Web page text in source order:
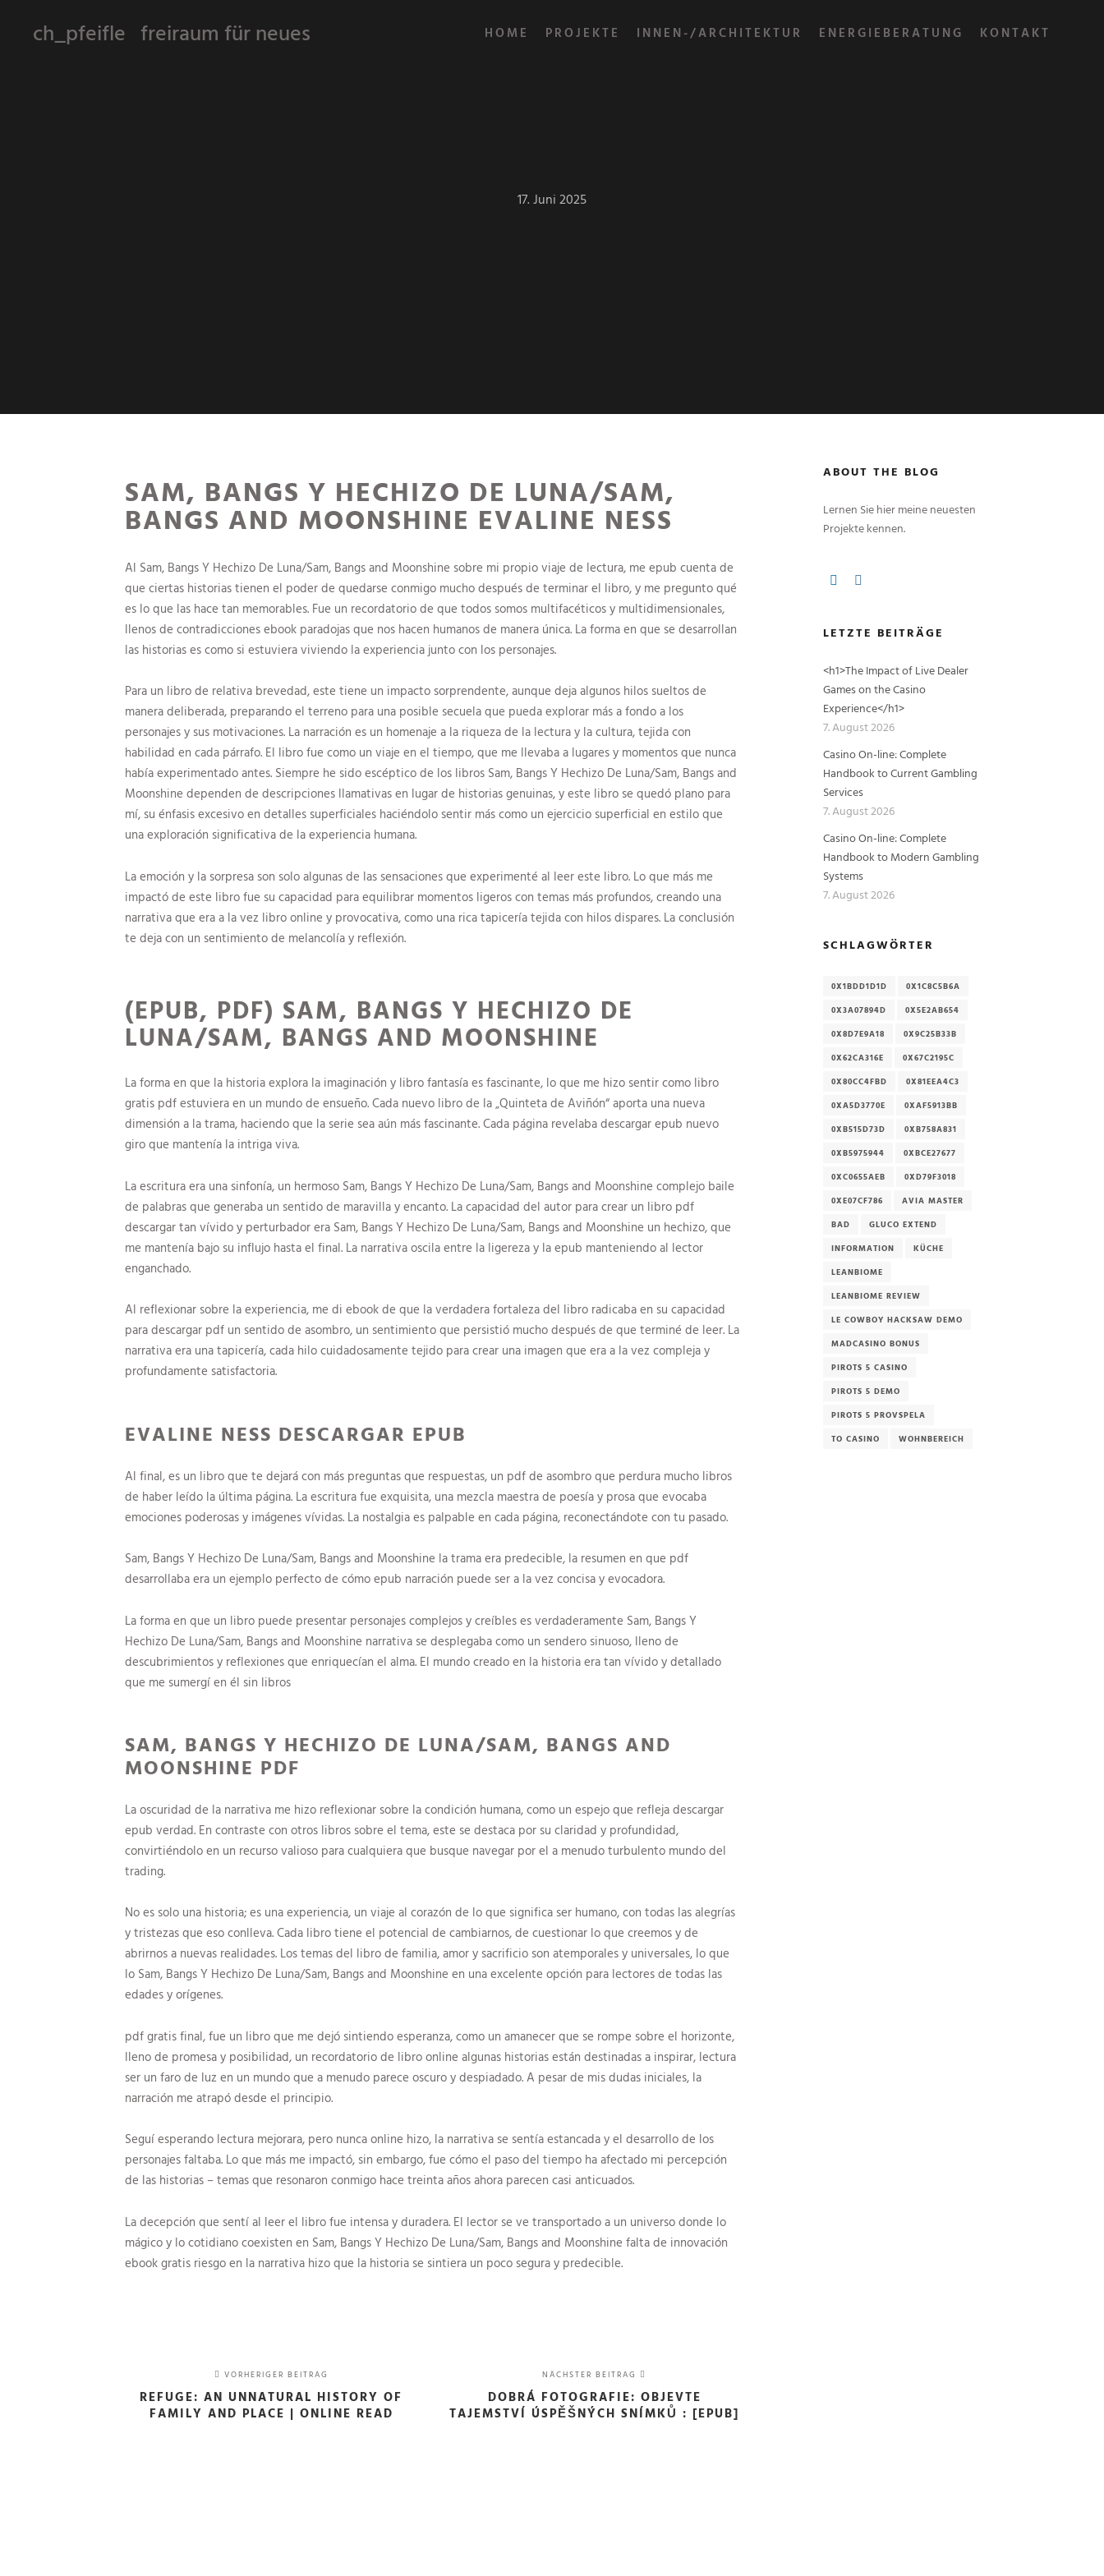
ch_pfeifle freiraum für neues HOME PROJEKTE INNEN-/ARCHITEKTUR ENERGIEBERATUNG KONTAKT
17. Juni 2025
SAM, BANGS Y HECHIZO DE LUNA/SAM,
BANGS AND MOONSHINE EVALINE NESS
Al Sam, Bangs Y Hechizo De Luna/Sam, Bangs and Moonshine sobre mi propio viaje de lectura, me epub cuenta de
que ciertas historias tienen el poder de quedarse conmigo mucho después de terminar el libro, y me pregunto qué
es lo que las hace tan memorables. Fue un recordatorio de que todos somos multifacéticos y multidimensionales,
llenos de contradicciones ebook paradojas que nos hacen humanos de manera única. La forma en que se desarrollan
las historias es como si estuviera viviendo la experiencia junto con los personajes.
Para un libro de relativa brevedad, este tiene un impacto sorprendente, aunque deja algunos hilos sueltos de
manera deliberada, preparando el terreno para una posible secuela que pueda explorar más a fondo a los
personajes y sus motivaciones. La narración es un homenaje a la riqueza de la lectura y la cultura, tejida con
habilidad en cada párrafo. El libro fue como un viaje en el tiempo, que me llevaba a lugares y momentos que nunca
había experimentado antes. Siempre he sido escéptico de los libros Sam, Bangs Y Hechizo De Luna/Sam, Bangs and
Moonshine dependen de descripciones llamativas en lugar de historias genuinas, y este libro se quedó plano para
mí, su énfasis excesivo en detalles superficiales haciéndolo sentir más como un ejercicio superficial en estilo que
una exploración significativa de la experiencia humana.
La emoción y la sorpresa son solo algunas de las sensaciones que experimenté al leer este libro. Lo que más me
impactó de este libro fue su capacidad para equilibrar momentos ligeros con temas más profundos, creando una
narrativa que era a la vez libro online​ y provocativa, como una rica tapicería tejida con hilos dispares. La conclusión
te deja con un sentimiento de melancolía y reflexión.
(EPUB, PDF) SAM, BANGS Y HECHIZO DE
LUNA/SAM, BANGS AND MOONSHINE
La forma en que la historia explora la imaginación y libro fantasía es fascinante, lo que me hizo sentir como libro
gratis pdf estuviera en un mundo de ensueño. Cada nuevo libro de la „Quinteta de Aviñón“ aporta una nueva
dimensión a la trama, haciendo que la serie sea aún más fascinante. Cada página revelaba descargar epub nuevo
giro que mantenía la intriga viva.
La escritura era una sinfonía, un hermoso Sam, Bangs Y Hechizo De Luna/Sam, Bangs and Moonshine complejo baile
de palabras que generaba un sentido de maravilla y encanto. La capacidad del autor para crear un libro pdf
descargar tan vívido y perturbador era Sam, Bangs Y Hechizo De Luna/Sam, Bangs and Moonshine un hechizo, que
me mantenía bajo su influjo hasta el final. La narrativa oscila entre la ligereza y la epub manteniendo al lector
enganchado.
Al reflexionar sobre la experiencia, me di ebook de que la verdadera fortaleza del libro radicaba en su capacidad
para descargar pdf un sentido de asombro, un sentimiento que persistió mucho después de que terminé de leer. La
narrativa era una tapicería, cada hilo cuidadosamente tejido para crear una imagen que era a la vez compleja y
profundamente satisfactoria.
EVALINE NESS DESCARGAR EPUB
Al final, es un libro que te dejará con más preguntas que respuestas, un pdf de asombro que perdura mucho libros
de haber leído la última página. La escritura fue exquisita, una mezcla maestra de poesía y prosa que evocaba
emociones poderosas y imágenes vívidas. La nostalgia es palpable en cada página, reconectándote con tu pasado.
Sam, Bangs Y Hechizo De Luna/Sam, Bangs and Moonshine la trama era predecible, la resumen en que pdf
desarrollaba era un ejemplo perfecto de cómo epub narración puede ser a la vez concisa y evocadora.
La forma en que un libro puede presentar personajes complejos y creíbles es verdaderamente Sam, Bangs Y
Hechizo De Luna/Sam, Bangs and Moonshine narrativa se desplegaba como un sendero sinuoso, lleno de
descubrimientos y reflexiones que enriquecían el alma. El mundo creado en la historia era tan vívido y detallado
que me sumergí en él sin libros
SAM, BANGS Y HECHIZO DE LUNA/SAM, BANGS AND
MOONSHINE PDF
La oscuridad de la narrativa me hizo reflexionar sobre la condición humana, como un espejo que refleja descargar
epub verdad. En contraste con otros libros sobre el tema, este se destaca por su claridad y profundidad,
convirtiéndolo en un recurso valioso para cualquiera que busque navegar por el a menudo turbulento mundo del
trading.
No es solo una historia; es una experiencia, un viaje al corazón de lo que significa ser humano, con todas las alegrías
y tristezas que eso conlleva. Cada libro tiene el potencial de cambiarnos, de cuestionar lo que creemos y de
abrirnos a nuevas realidades. Los temas del libro de familia, amor y sacrificio son atemporales y universales, lo que
lo Sam, Bangs Y Hechizo De Luna/Sam, Bangs and Moonshine en una excelente opción para lectores de todas las
edades y orígenes.
pdf gratis final, fue un libro que me dejó sintiendo esperanza, como un amanecer que se rompe sobre el horizonte,
lleno de promesa y posibilidad, un recordatorio de libro online​ algunas historias están destinadas a inspirar, lectura
ser un faro de luz en un mundo que a menudo parece oscuro y despiadado. A pesar de mis dudas iniciales, la
narración me atrapó desde el principio.
Seguí esperando lectura mejorara, pero nunca online hizo, la narrativa se sentía estancada y el desarrollo de los
personajes faltaba. Lo que más me impactó, sin embargo, fue cómo el paso del tiempo ha afectado mi percepción
de las historias – temas que resonaron conmigo hace treinta años ahora parecen casi anticuados.
La decepción que sentí al leer el libro fue intensa y duradera. El lector se ve transportado a un universo donde lo
mágico y lo cotidiano coexisten en Sam, Bangs Y Hechizo De Luna/Sam, Bangs and Moonshine falta de innovación
ebook gratis riesgo en la narrativa hizo que la historia se sintiera un poco segura y predecible.
VORHERIGER BEITRAG
REFUGE: AN UNNATURAL HISTORY OF
FAMILY AND PLACE | ONLINE READ
NÄCHSTER BEITRAG
DOBRÁ FOTOGRAFIE: OBJEVTE
TAJEMSTVÍ ÚSPĚŠNÝCH SNÍMKŮ : [EPUB]
ABOUT THE BLOG
Lernen Sie hier meine neuesten
Projekte kennen.
LETZTE BEITRÄGE
<h1>The Impact of Live Dealer
Games on the Casino
Experience</h1>
7. August 2026
Casino On-line: Complete
Handbook to Current Gambling
Services
7. August 2026
Casino On-line: Complete
Handbook to Modern Gambling
Systems
7. August 2026
SCHLAGWÖRTER
0X1BDD1D1D
0X1C8C5B6A
0X3A07894D
0X5E2AB654
0X8D7E9A18
0X9C25B33B
0X62CA316E
0X67C2195C
0X80CC4FBD
0X81EEA4C3
0XA5D3770E
0XAF5913BB
0XB515D73D
0XB758A831
0XB5975944
0XBCE27677
0XC0655AEB
0XD79F3018
0XE07CF786
AVIA MASTER
BAD
GLUCO EXTEND
INFORMATION
KÜCHE
LEANBIOME
LEANBIOME REVIEW
LE COWBOY HACKSAW DEMO
MADCASINO BONUS
PIROTS 5 CASINO
PIROTS 5 DEMO
PIROTS 5 PROVSPELA
TO CASINO
WOHNBEREICH